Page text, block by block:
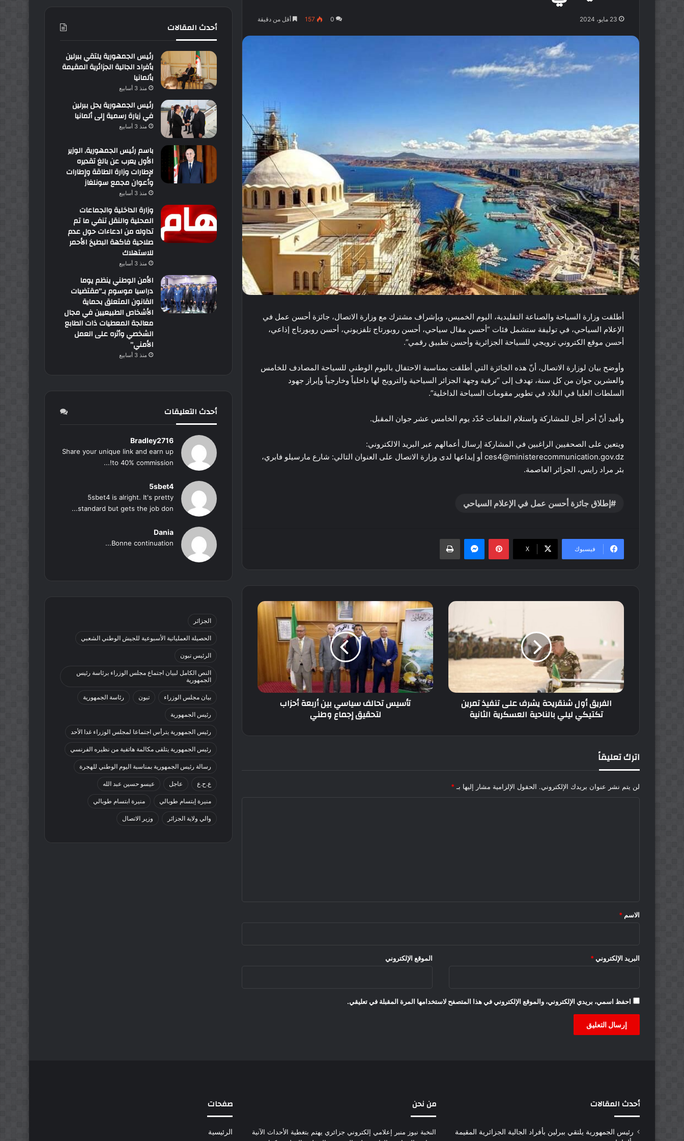
23 مايو، 2024 0
157 أقل من دقيقة
أطلقت وزارة السياحة والصناعة التقليدية، اليوم الخميس، وبإشراف مشترك مع وزارة الاتصال، جائزة أحسن عمل في
الإعلام السياحي، في توليفة ستشمل فئات “أحسن مقال سياحي، أحسن روبورتاج تلفزيوني، أحسن روبورتاج إذاعي،
أحسن موقع الكتروني ترويجي للسياحة الجزائرية وأحسن تطبيق رقمي”.
وأوضح بيان لوزارة الاتصال، أنّ هذه الجائزة التي أطلقت بمناسبة الاحتفال باليوم الوطني للسياحة المصادف للخامس
والعشرين جوان من كل سنة، تهدف إلى “ترقية وجهة الجزائر السياحية والترويج لها داخلياً وخارجياً وإبراز جهود
السلطات العليا في البلاد في تطوير مقومات السياحة الداخلية”.
وأفيد أنّ أخر أجل للمشاركة واستلام الملفات حُدّد يوم الخامس عشر جوان المقبل.
ويتعين على الصحفيين الراغبين في المشاركة إرسال أعمالهم عبر البريد الالكتروني:
ces4@ministerecommunication.gov.dz أو إيداعها لدى وزارة الاتصال على العنوان التالي: شارع مارسيلو فابري،
بئر مراد رايس، الجزائر العاصمة.
إطلاق جائزة أحسن عمل في الإعلام السياحي
فيسبوك ‫X
بينتيريستماسنجر طباعة
الفريق
على
تنفيذ
تمرين
تكتيكي
ليلي
بالناحية
العسكرية
الفريق أول شنقريحة يشرف على تنفيذ تمرين
تكتيكي ليلي بالناحية العسكرية الثانية
تأسيس
تحالف
سياسي
بين
أربعة
أحزاب
لتحقيق
إجماع
وطني
تأسيس تحالف سياسي بين أربعة أحزاب
لتحقيق إجماع وطني
اترك تعليقاً
لن يتم نشر عنوان بريدك الإلكتروني. الحقول الإلزامية مشار إليها بـ *
*
الاسم *
البريد الإلكتروني * الموقع الإلكتروني
احفظ اسمي، بريدي الإلكتروني، والموقع الإلكتروني في هذا المتصفح لاستخدامها المرة المقبلة في تعليقي.
أحدث المقالات
رئيس الجمهورية يلتقي ببرلين
بأفراد الجالية الجزائرية المقيمة
بألمانيا
منذ 3 أسابيع
رئيس الجمهورية يحل ببرلين
في زيارة رسمية إلى ألمانيا
منذ 3 أسابيع
باسم رئيس الجمهورية, الوزير
الأول يعرب عن بالغ تقديره
لإطارات وزارة الطاقة وإطارات
وأعوان مجمع سونلغاز
منذ 3 أسابيع
وزارة الداخلية والجماعات
المحلية والنقل تنفي ما تم
تداوله من ادعاءات حول عدم
صلاحية فاكهة البطيخ الأحمر
للاستهلاك
منذ 3 أسابيع
الأمن الوطني ينظم يوما
دراسيا موسوم بـ”مقتضيات
القانون المتعلق بحماية
الأشخاص الطبيعيين في مجال
معالجة المعطيات ذات الطابع
الشخصي وأثره على العمل
الأمني”
منذ 3 أسابيع
أحدث التعليقات
Bradley2716
Share your unique link and earn up
to 40% commission!...
5sbet4
5sbet4 is alright. It's pretty
standard but gets the job don...
Dania
Bonne continuation...
الجزائر
الحصيلة العملياتية الأسبوعية للجيش الوطني الشعبي
الرئيس تبون
النص الكامل لبيان اجتماع مجلس الوزراء برئاسة رئيس
الجمهورية
بيان مجلس الوزراء تبون رئاسة الجمهورية
رئيس الجمهورية
رئيس الجمهورية يترأس اجتماعا لمجلس الوزراء غدا الأحد
رئيس الجمهورية يتلقى مكالمة هاتفية من نظيره الفرنسي
رسالة رئيس الجمهورية بمناسبة اليوم الوطني للهجرة
ع.ح.ع عاجل عيسو حسين عبد الله
منيرة إبتسام طوبالي منيرة ابتسام طوبالي
والي ولاية الجزائر وزير الاتصال
أحدث المقالات
رئيس الجمهورية يلتقي ببرلين بأفراد الجالية الجزائرية المقيمة
من نحن
النخبة نيوز منبر إعلامي إلكتروني جزائري يهتم بتغطية الأحداث الآنية
صفحات
الرئيسية